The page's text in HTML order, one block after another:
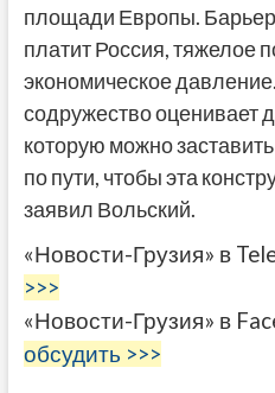
площади Европы.
платит Россия, тяжелое
экономическое
содружество оценивает
которую можно
по пути, чтобы эта
заявил Вольский.
«Новости-Грузия» в
>>>
«Новости-Грузия» в
обсудить >>>